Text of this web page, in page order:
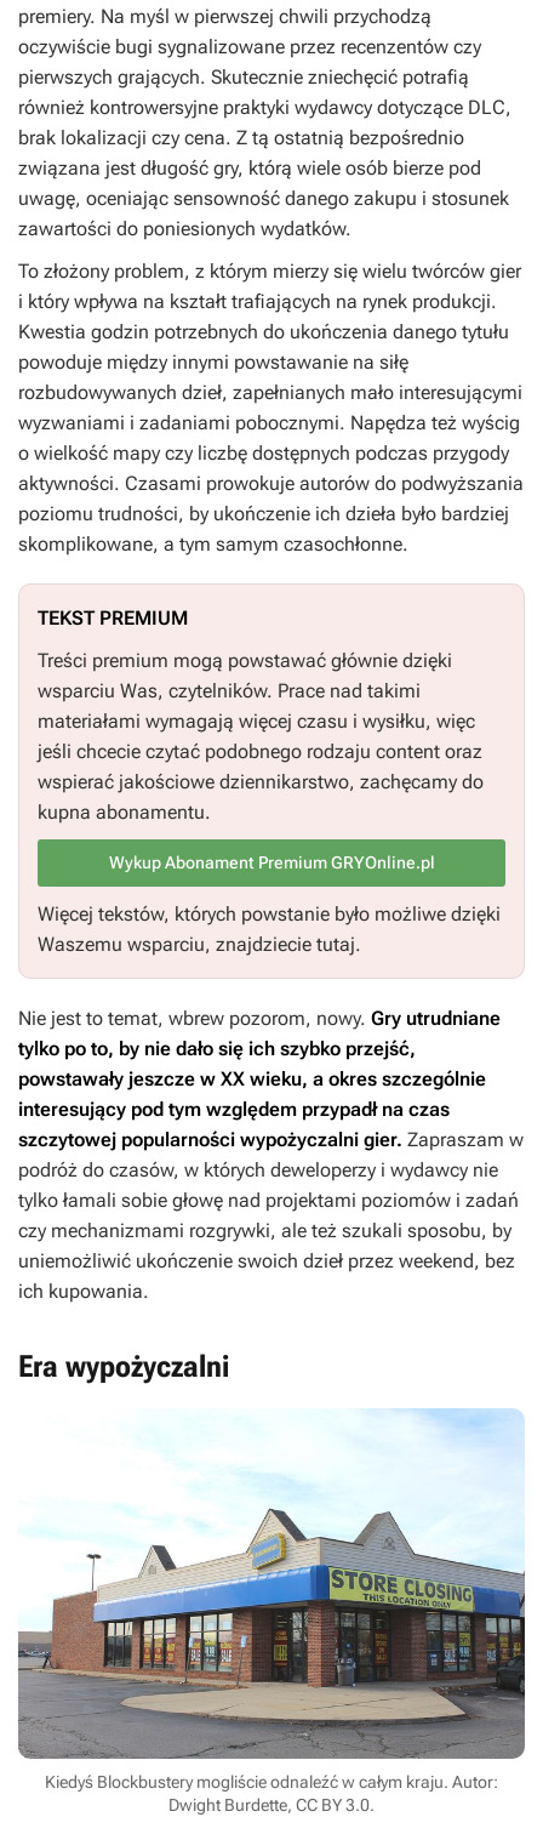
premiery. Na myśl w pierwszej chwili przychodzą
oczywiście bugi sygnalizowane przez recenzentów czy
pierwszych grających. Skutecznie zniechęcić potrafią
również kontrowersyjne praktyki wydawcy dotyczące DLC,
brak lokalizacji czy cena. Z tą ostatnią bezpośrednio
związana jest długość gry, którą wiele osób bierze pod
uwagę, oceniając sensowność danego zakupu i stosunek
zawartości do poniesionych wydatków.
To złożony problem, z którym mierzy się wielu twórców gier
i który wpływa na kształt trafiających na rynek produkcji.
Kwestia godzin potrzebnych do ukończenia danego tytułu
powoduje między innymi powstawanie na siłę
rozbudowywanych dzieł, zapełnianych mało interesującymi
wyzwaniami i zadaniami pobocznymi. Napędza też wyścig
o wielkość mapy czy liczbę dostępnych podczas przygody
aktywności. Czasami prowokuje autorów do podwyższania
poziomu trudności, by ukończenie ich dzieła było bardziej
skomplikowane, a tym samym czasochłonne.
TEKST PREMIUM
Treści premium mogą powstawać głównie dzięki
wsparciu Was, czytelników. Prace nad takimi
materiałami wymagają więcej czasu i wysiłku, więc
jeśli chcecie czytać podobnego rodzaju content oraz
wspierać jakościowe dziennikarstwo, zachęcamy do
kupna abonamentu.
Wykup Abonament Premium GRYOnline.pl
Więcej tekstów, których powstanie było możliwe dzięki
Waszemu wsparciu, znajdziecie tutaj.
Nie jest to temat, wbrew pozorom, nowy. Gry utrudniane
tylko po to, by nie dało się ich szybko przejść,
powstawały jeszcze w XX wieku, a okres szczególnie
interesujący pod tym względem przypadł na czas
szczytowej popularności wypożyczalni gier. Zapraszam w
podróż do czasów, w których deweloperzy i wydawcy nie
tylko łamali sobie głowę nad projektami poziomów i zadań
czy mechanizmami rozgrywki, ale też szukali sposobu, by
uniemożliwić ukończenie swoich dzieł przez weekend, bez
ich kupowania.
Era wypożyczalni
Kiedyś Blockbustery mogliście odnaleźć w całym kraju. Autor:
Dwight Burdette, CC BY 3.0.